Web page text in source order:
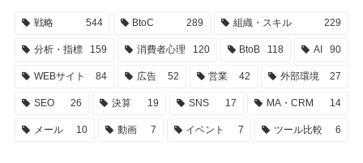
戦略 544 BtoC 289 組織・スキル 229
分析・指標 159 消費者心理 120 BtoB 118 AI 90
WEBサイト 84 広告 52 営業 42 外部環境 27
SEO 26 決算 19 SNS 17 MA・CRM 14
メール 10 動画 7 イベント 7 ツール比較 6